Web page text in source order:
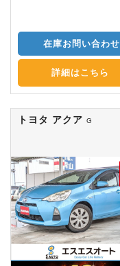
在庫お問い合わせ
詳細はこちら
トヨタ アクア G